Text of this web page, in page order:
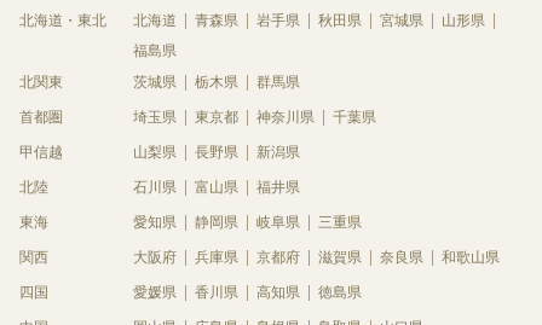
北海道・東北 北海道 青森県 岩手県 秋田県 宮城県
山形県
福島県
北関東
茨城県 栃木県 群馬県
首都圏 埼玉県 東京都 神奈川県 千葉県
甲信越 山梨県 長野県 新潟県
北陸 石川県 富山県 福井県
東海 愛知県 静岡県 岐阜県 三重県
関西 大阪府 兵庫県 京都府 滋賀県 奈良県 和歌山県
四国 愛媛県 香川県 高知県 徳島県